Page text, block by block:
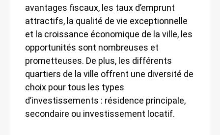
avantages fiscaux, les taux d’emprunt
attractifs, la qualité de vie exceptionnelle
et la croissance économique de la ville, les
opportunités sont nombreuses et
prometteuses. De plus, les différents
quartiers de la ville offrent une diversité de
choix pour tous les types
d’investissements : résidence principale,
secondaire ou investissement locatif.